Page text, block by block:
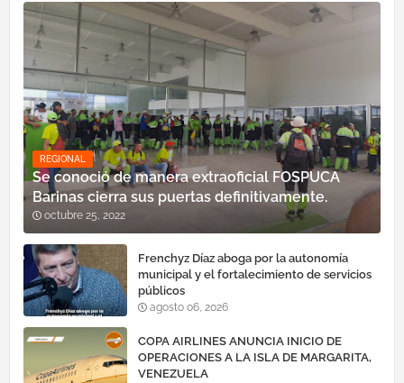
REGIONAL
Se conoció de manera extraoficial FOSPUCA
Barinas cierra sus puertas definitivamente.
octubre 25, 2022
Frenchyz Díaz aboga por la autonomía
municipal y el fortalecimiento de servicios
públicos
agosto 06, 2026
COPA AIRLINES ANUNCIA INICIO DE
OPERACIONES A LA ISLA DE MARGARITA,
VENEZUELA